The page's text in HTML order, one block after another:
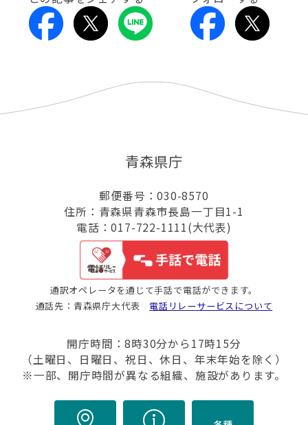
青森県庁
郵便番号：030-8570
住所：青森県青森市長島一丁目1-1
電話：017-722-1111(大代表)
通訳オペレータを通じて手話で電話ができます。
通話先：青森県庁大代表 電話リレーサービスについて
開庁時間：8時30分から17時15分
（土曜日、日曜日、祝日、休日、年末年始を除く）
※一部、開庁時間が異なる組織、施設があります。